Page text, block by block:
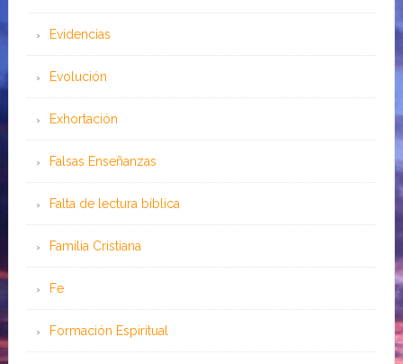
Evidencias
Evolución
Exhortación
Falsas Enseñanzas
Falta de lectura bíblica
Familia Cristiana
Fe
Formación Espiritual